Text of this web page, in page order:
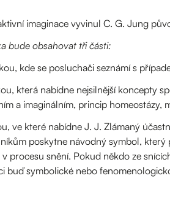
imaginace vyvinul C. G. Jung
bude obsahovat tři části:
kde se posluchači seznámí s
která nabídne nejsilnější koncepty
a imaginálním, princip homeostázy,
ve které nabídne J. J. Zlámaný
poskytne návodný symbol, který
procesu snění. Pokud někdo ze
buď symbolické nebo